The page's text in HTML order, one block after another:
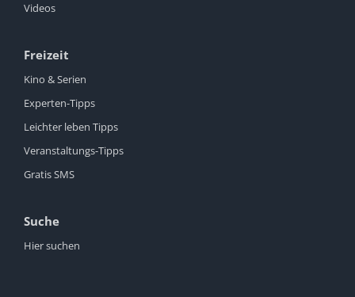
Videos
Freizeit
Kino & Serien
Experten-Tipps
Leichter leben Tipps
Veranstaltungs-Tipps
Gratis SMS
Suche
Hier suchen